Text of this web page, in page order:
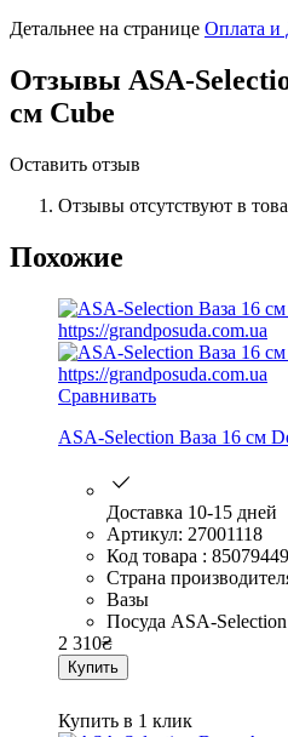
Детальнее на странице Оплата и
Отзывы ASA-
см Cube
Оставить отзыв
Отзывы отсутствуют в
Похожие
Сравнивать
ASA-Selection Ваза 16 см
Доставка 10-15 дней
Артикул: 27001118
Код товара :
Страна
Вазы
Посуда ASA-Selection
2 310₴
Купить
Купить в 1 клик